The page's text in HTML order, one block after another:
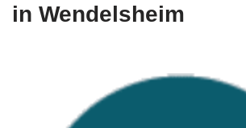
in Wendelsheim